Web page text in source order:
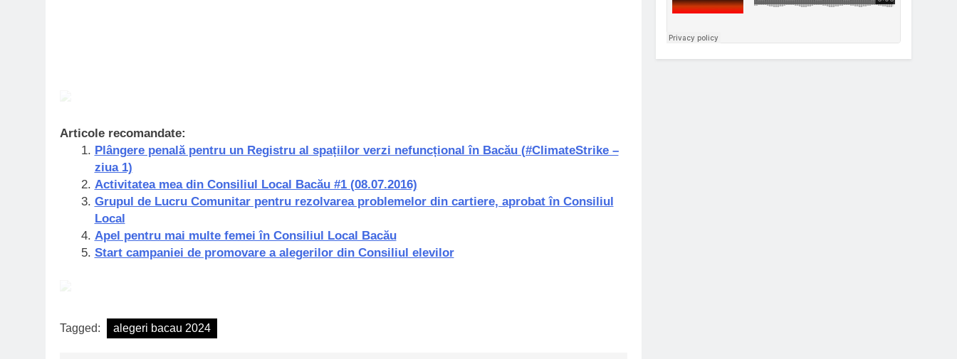
Articole recomandate:
Plângere penală pentru un Registru al spațiilor verzi nefuncțional în Bacău (#ClimateStrike –
ziua 1)
Activitatea mea din Consiliul Local Bacău #1 (08.07.2016)
Grupul de Lucru Comunitar pentru rezolvarea problemelor din cartiere, aprobat în Consiliul
Local
Apel pentru mai multe femei în Consiliul Local Bacău
Start campaniei de promovare a alegerilor din Consiliul elevilor
Tagged: alegeri bacau 2024